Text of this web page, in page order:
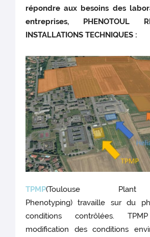
répondre aux besoins des
entreprises, PHENOTOUL
INSTALLATIONS TECHNIQUES :
TPMP(Toulouse
Phenotyping) travaille sur du
conditions contrôlées.
modification des conditions